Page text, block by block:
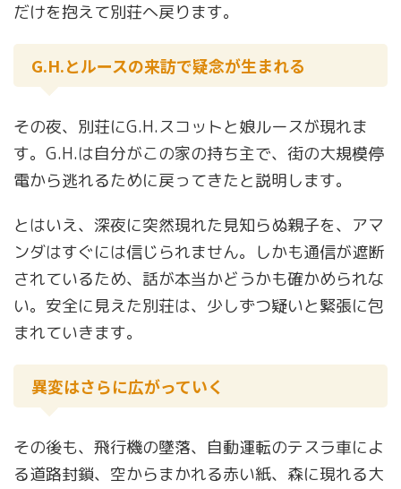
だけを抱えて別荘へ戻ります。
G.H.とルースの来訪で疑念が生まれる
その夜、別荘にG.H.スコットと娘ルースが現れま
す。G.H.は自分がこの家の持ち主で、街の大規模停
電から逃れるために戻ってきたと説明します。
とはいえ、深夜に突然現れた見知らぬ親子を、アマ
ンダはすぐには信じられません。しかも通信が遮断
されているため、話が本当かどうかも確かめられな
い。安全に見えた別荘は、少しずつ疑いと緊張に包
まれていきます。
異変はさらに広がっていく
その後も、飛行機の墜落、自動運転のテスラ車によ
る道路封鎖、空からまかれる赤い紙、森に現れる大